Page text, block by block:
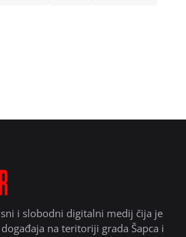
i slobodni digitalni medij čija je
na teritoriji grada Šapca i